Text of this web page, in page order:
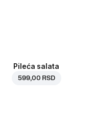
Pileća salata
599,00 RSD